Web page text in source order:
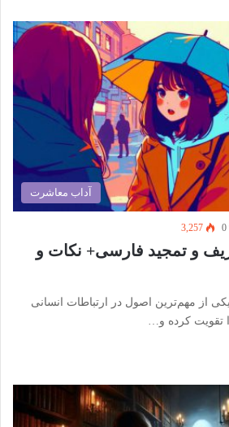
آداب معاشرت
0
3,257
و تمجید فارسی+ نکات و
از مهم‌ترین اصول در ارتباطات انسانی
تقویت کرده و…